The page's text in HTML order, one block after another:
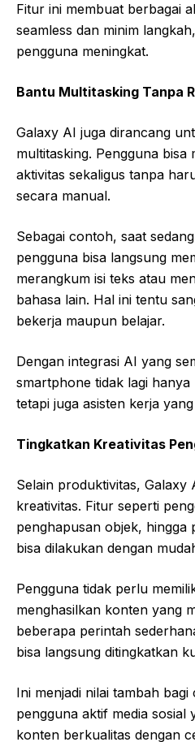
Fitur ini membuat berbagai
seamless dan minim
pengguna meningkat.
Bantu Multitasking Tanpa
Galaxy AI juga dirancang
multitasking. Pengguna bisa
aktivitas sekaligus tanpa
secara manual.
Sebagai contoh, saat
pengguna bisa langsung
merangkum isi teks atau
bahasa lain. Hal ini tentu
bekerja maupun belajar.
Dengan integrasi AI yang
smartphone tidak lagi hanya
tetapi juga asisten kerja
Tingkatkan Kreativitas
Selain produktivitas, Galaxy
kreativitas. Fitur seperti
penghapusan objek, hingga
bisa dilakukan dengan
Pengguna tidak perlu
menghasilkan konten yang
beberapa perintah
bisa langsung ditingkatkan
Ini menjadi nilai tambah
pengguna aktif media sosial
konten berkualitas dengan